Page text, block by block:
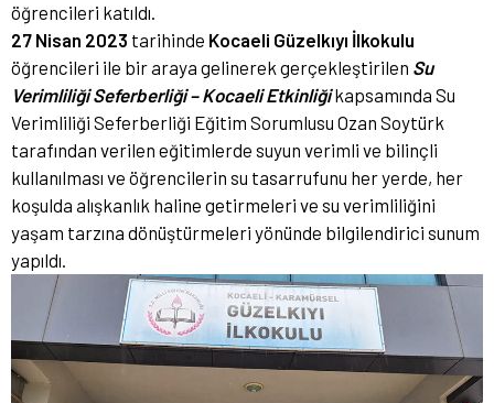
öğrencileri katıldı.
27 Nisan 2023 tarihinde Kocaeli Güzelkıyı İlkokulu
öğrencileri ile bir araya gelinerek gerçekleştirilen Su
Verimliliği Seferberliği – Kocaeli Etkinliğikapsamında Su
Verimliliği Seferberliği Eğitim Sorumlusu Ozan Soytürk
tarafından verilen eğitimlerde suyun verimli ve bilinçli
kullanılması ve öğrencilerin su tasarrufunu her yerde, her
koşulda alışkanlık haline getirmeleri ve su verimliliğini
yaşam tarzına dönüştürmeleri yönünde bilgilendirici sunum
yapıldı.